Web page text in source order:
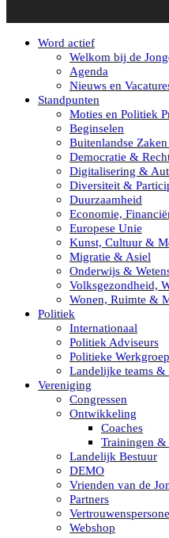
Word actief
Welkom bij de
Agenda
Nieuws en
Standpunten
Moties en Politiek
Beginselen
Buitenlandse
Democratie &
Digitalisering &
Diversiteit &
Duurzaamheid
Economie,
Europese Unie
Kunst, Cultuur &
Migratie & Asiel
Onderwijs &
Volksgezondheid,
Wonen, Ruimte &
Politiek
Internationaal
Politiek Adviseurs
Politieke
Landelijke teams &
Vereniging
Congressen
Ontwikkeling
Coaches
Trainingen &
Landelijk Bestuur
DEMO
Vrienden van de
Partners
Webshop